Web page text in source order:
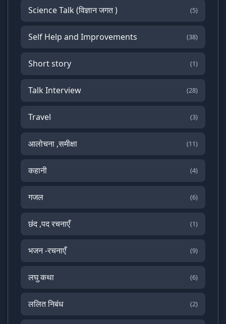
Science Talk (विज्ञान जगत ) (5)
Self Help and Improvements (38)
Short story (1)
Talk Interview (28)
Travel (3)
आलोचना ,समीक्षा (11)
कहानी (4)
गजल (6)
छंद ,पद रचनाएँ (1)
भजन -रचनाएँ (9)
लघु कथा (6)
ललित निबंध (2)